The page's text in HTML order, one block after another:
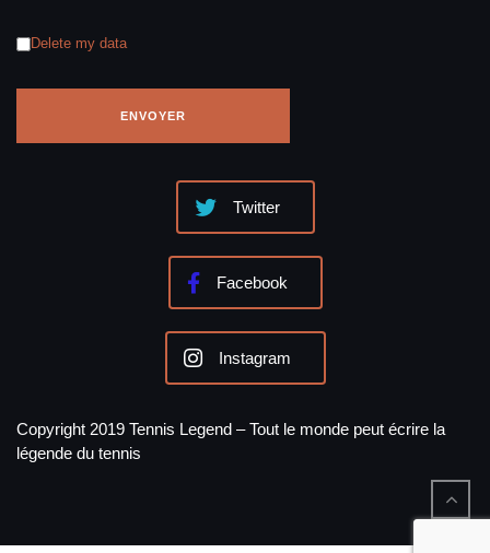
Delete my data
Twitter
Facebook
Instagram
Copyright 2019 Tennis Legend – Tout le monde peut écrire la
légende du tennis